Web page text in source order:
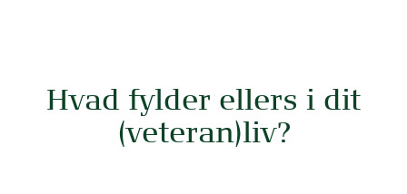
Hvad fylder ellers i dit
(veteran)liv?